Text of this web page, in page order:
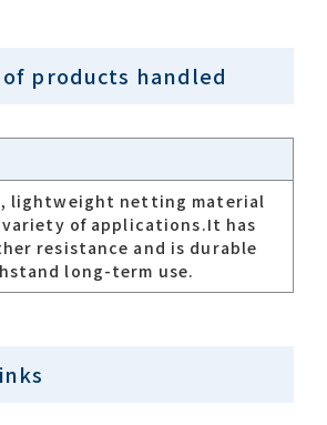
keywords
of products handled​
lightweight netting material
variety of applications.It has
resistance and is durable
long-term use.